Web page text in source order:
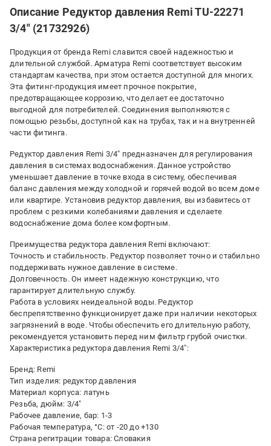
Описание Редуктор давления Remi TU-22271
3/4" (21732926)
Продукция от бренда Remi славится своей надежностью и
длительной службой. Арматура Remi соответствует высоким
стандартам качества, при этом остается доступной для многих.
Эта фитинг-продукция имеет прочное покрытие,
предотвращающее коррозию, что делает ее достаточно
выгодной для потребителей. Соединения выполняются с
помощью резьбы, доступной как на трубах, так и на внутренней
части фитинга.
Редуктор давления Remi 3/4" предназначен для регулирования
давления в системах водоснабжения. Данное устройство
уменьшает давление в точке входа в систему, обеспечивая
баланс давления между холодной и горячей водой во всем доме
или квартире. Установив редуктор давления, вы избавитесь от
проблем с резкими колебаниями давления и сделаете
водоснабжение дома более комфортным.
Преимущества редуктора давления Remi включают:
Точность и стабильность. Редуктор позволяет точно и стабильно
поддерживать нужное давление в системе.
Долговечность. Он имеет надежную конструкцию, что
гарантирует длительную службу.
Работа в условиях неидеальной воды. Редуктор
беспрепятственно функционирует даже при наличии некоторых
загрязнений в воде. Чтобы обеспечить его длительную работу,
рекомендуется установить перед ним фильтр грубой очистки.
Характеристика редуктора давления Remi 3/4":
Бренд: Remi
Тип изделия: редуктор давления
Материал корпуса: латунь
Резьба, дюйм: 3/4"
Рабочее давление, бар: 1-3
Рабочая температура, °С: от -20 до +130
Страна регитрации товара: Словакия